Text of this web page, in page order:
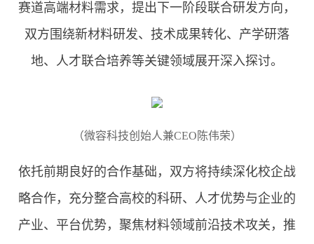
赛道高端材料需求，提出下一阶段联合研发方向，
双方围绕新材料研发、技术成果转化、产学研落
地、人才联合培养等关键领域展开深入探讨。
（微容科技创始人兼CEO陈伟荣）
依托前期良好的合作基础，双方将持续深化校企战
略合作，充分整合高校的科研、人才优势与企业的
产业、平台优势，聚焦材料领域前沿技术攻关，推